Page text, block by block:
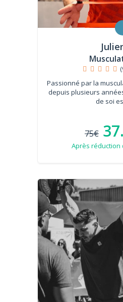
Passionné par la
depuis plusieurs
de soi
75€
Après réduction